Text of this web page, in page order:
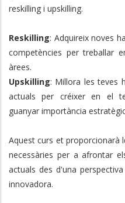
reskilling i upskilling.
Reskilling: Adquireix noves
competències per treballar
àrees.
Upskilling: Millora les teves
actuals per créixer en el
guanyar importància
Aquest curs et proporcionarà
necessàries per a afrontar
actuals des d'una
innovadora.